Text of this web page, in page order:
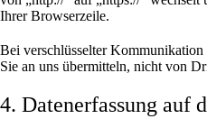
Ihrer Browserzeile.
Bei verschlüsselter
Sie an uns übermitteln, nicht von
4. Datenerfassung auf